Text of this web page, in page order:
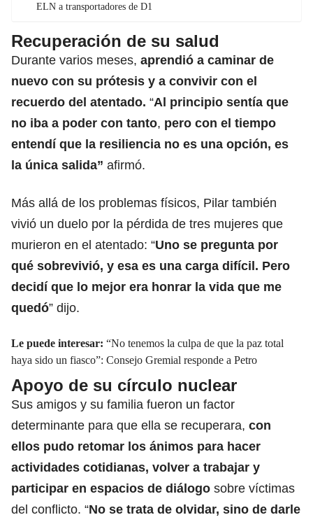
ELN a transportadores de D1
Recuperación de su salud
Durante varios meses, aprendió a caminar de
nuevo con su prótesis y a convivir con el
recuerdo del atentado. “Al principio sentía que
no iba a poder con tanto, pero con el tiempo
entendí que la resiliencia no es una opción, es
la única salida” afirmó.
Más allá de los problemas físicos, Pilar también
vivió un duelo por la pérdida de tres mujeres que
murieron en el atentado: “Uno se pregunta por
qué sobrevivió, y esa es una carga difícil. Pero
decidí que lo mejor era honrar la vida que me
quedó” dijo.
Le puede interesar: “No tenemos la culpa de que la paz total
haya sido un fiasco”: Consejo Gremial responde a Petro
Apoyo de su círculo nuclear
Sus amigos y su familia fueron un factor
determinante para que ella se recuperara, con
ellos pudo retomar los ánimos para hacer
actividades cotidianas, volver a trabajar y
participar en espacios de diálogo sobre víctimas
del conflicto. “No se trata de olvidar, sino de darle